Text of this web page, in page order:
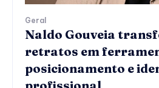
Geral
Naldo Gouveia
retratos em
posicionamento e